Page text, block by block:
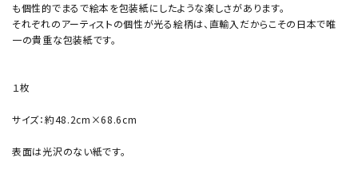
も個性的でまるで絵本を包装紙にしたような楽しさがあります。
それぞれのアーティストの個性が光る絵柄は、直輸入だからこその日本で唯
一の貴重な包装紙です。
１枚
サイズ：約48.2cm×68.6cm
表面は光沢のない紙です。